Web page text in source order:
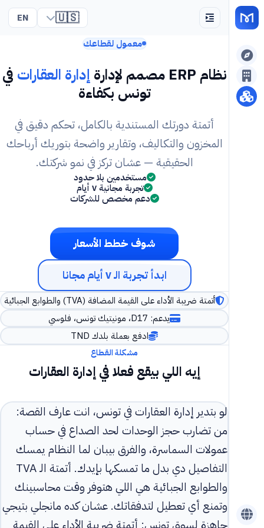
🇺🇸
EN
معمول لقطاعك
نظام ERP مصمم لإدارة إدارة العقارات في
تونس بكفاءة
أتمتة دورتك المستندية بالكامل، تحكم دقيق في
المخزون والتكاليف، وتقارير واضحة بتوريك أرباحك
الحقيقية — عشان تركز في نمو شركتك.
مستخدمين بلا حدود
تجربة مجانية ٧ أيام
دعم مخصص للشركات
شوف خطط الأسعار
ابدأ تجربة الـ ٧ أيام مجانا
أتمتة ضريبة الأداء على القيمة المضافة (TVA) والطوابع الجبائية
يدعم: D17، مونيتيك تونس، فلوسي
ادفع بعملة بلدك TND
مشكلة القطاع
إيه اللي بيقع فعلا في إدارة العقارات
لو بتدير إدارة العقارات في تونس، انت عارف القصة:
من تضارب حجز الوحدات لحد الصداع في حساب
عمولات السماسرة، والفرق بيبان لما النظام يمسك
التفاصيل دي بدل ما تمسكها بإيدك. أتمتة الـ TVA
والطوابع الجبائية هي اللي هتوفر وقت محاسبينك
وتمنع أي تعطيل لتدفقاتك. عشان كده مانجلي بتيجي
جاهزة لسوق تونس: أتمتة ضريبة الأداء على القيمة